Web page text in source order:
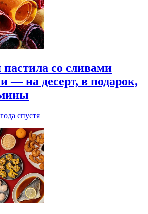
пастила со сливами
— на десерт, в подарок,
спустя